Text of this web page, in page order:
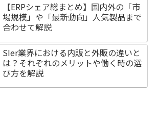
【ERPシェア総まとめ】国内外の「市
場規模」や「最新動向」人気製品まで
合わせて解説
SIer業界における内販と外販の違いと
は？それぞれのメリットや働く時の選
び方を解説